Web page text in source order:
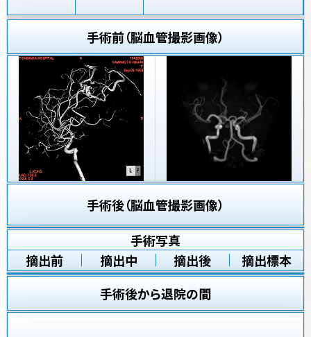
手術前（脳血管撮影画像）
手術後（脳血管撮影画像）
手術写真
摘出前
摘出中 摘出後
摘出標本
手術後から退院の間